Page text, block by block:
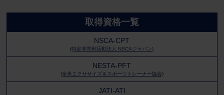
取得資格一覧
NSCA-CPT
(特定非営利活動法人 NSCAジャパン)
NESTA-PFT
(全米エクササイズ＆スポーツトレーナー協会)
JATI-ATI